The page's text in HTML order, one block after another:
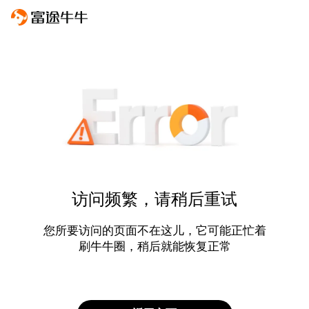
访问频繁，请稍后重试
您所要访问的页面不在这儿，它可能正忙着
刷牛牛圈，稍后就能恢复正常